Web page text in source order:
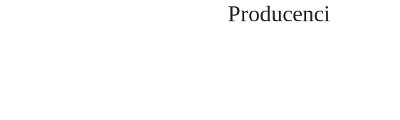
Producenci